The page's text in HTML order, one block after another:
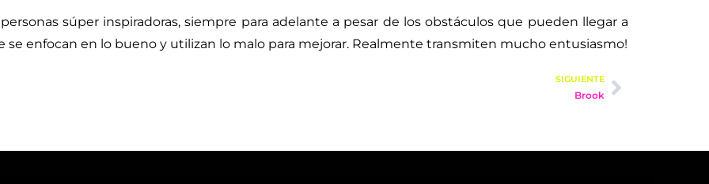
súper inspiradoras, siempre para adelante a pesar de los obstáculos que pueden llegar a
se enfocan en lo bueno y utilizan lo malo para mejorar. Realmente transmiten mucho entusiasmo!
SIGUIENTE
Brook